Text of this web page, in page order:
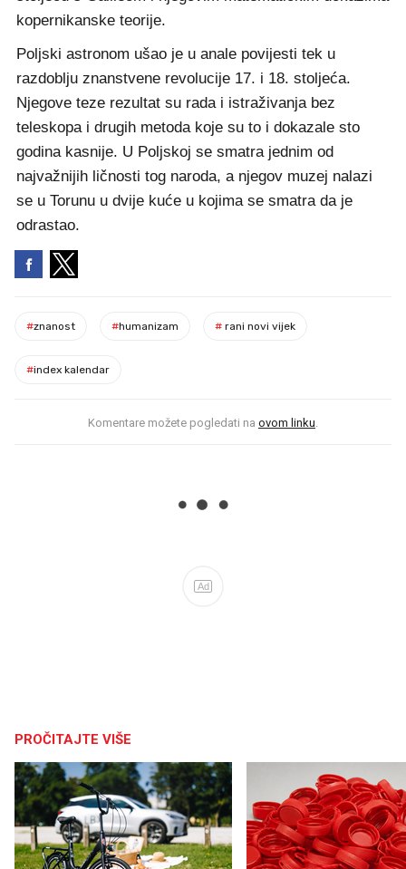
kopernikanske teorije.
Poljski astronom ušao je u anale povijesti tek u
razdoblju znanstvene revolucije 17. i 18. stoljeća.
Njegove teze rezultat su rada i istraživanja bez
teleskopa i drugih metoda koje su to i dokazale sto
godina kasnije. U Poljskoj se smatra jednim od
najvažnijih ličnosti tog naroda, a njegov muzej nalazi
se u Torunu u dvije kuće u kojima se smatra da je
odrastao.
#znanost #humanizam # rani novi vijek
#index kalendar
Komentare možete pogledati na ovom linku.
Ad
PROČITAJTE VIŠE